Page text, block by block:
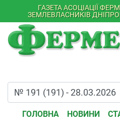
ГАЗЕТА АСОЦІАЦІЇ
ЗЕМЛЕВЛАСНИКІВ
ГОЛОВНА НОВИНИ